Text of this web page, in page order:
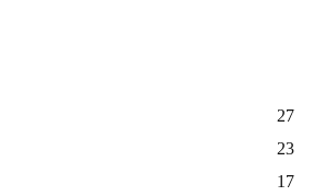
27
23
17